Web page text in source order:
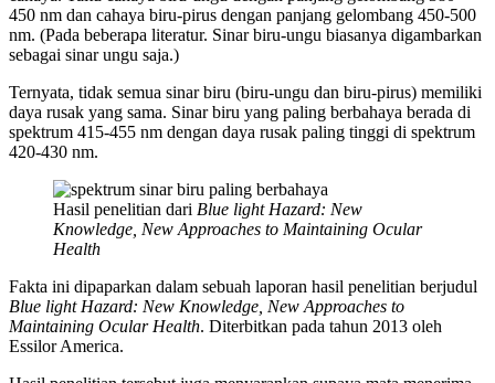
450 nm dan cahaya biru-pirus dengan panjang gelombang 450-500
nm. (Pada beberapa literatur. Sinar biru-ungu biasanya digambarkan
sebagai sinar ungu saja.)
Ternyata, tidak semua sinar biru (biru-ungu dan biru-pirus) memiliki
daya rusak yang sama. Sinar biru yang paling berbahaya berada di
spektrum 415-455 nm dengan daya rusak paling tinggi di spektrum
420-430 nm.
Hasil penelitian dari Blue light Hazard: New
Knowledge, New Approaches to Maintaining Ocular
Health
Fakta ini dipaparkan dalam sebuah laporan hasil penelitian berjudul
Blue light Hazard: New Knowledge, New Approaches to
Maintaining Ocular Health. Diterbitkan pada tahun 2013 oleh
Essilor America.